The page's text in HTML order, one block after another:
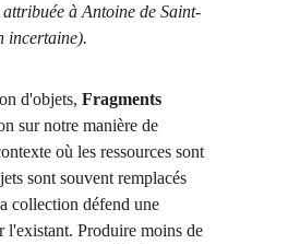
à Antoine de Saint-
incertaine).
d'objets, Fragments
sur notre manière de
où les ressources sont
sont souvent remplacés
collection défend une
l'existant. Produire moins de